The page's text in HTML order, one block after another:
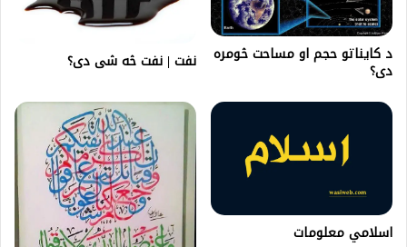
د کایناتو حجم او مساحت څومره
دی؟ نفت | نفت څه شی دی؟
اسلامي معلومات